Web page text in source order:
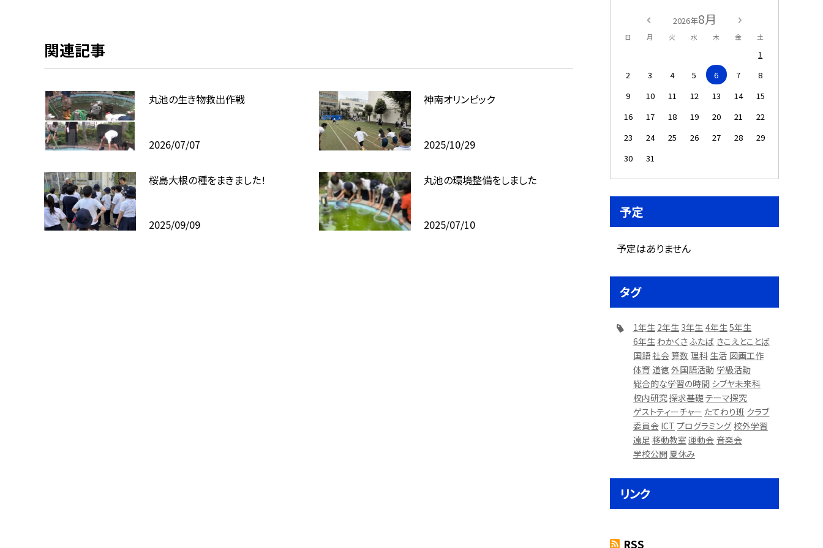
関連記事
丸池の生き物救出作戦
2026/07/07
神南オリンピック
2025/10/29
桜島大根の種をまきました！
2025/09/09
丸池の環境整備をしました
2025/07/10
2026年8月
日 月 火 水 木 金 土
1
2
3 4 5 6 7
8
9
10 11 12 13 14
15
16
17 18 19 20 21
22
23
24 25 26 27 28
29
30
31
予定
予定はありません
タグ
1年生 2年生 3年生 4年生5年生
6年生 わかくさふたば きこえとことば
国語社会算数 理科 生活 図画工作
体育 道徳 外国語活動 学級活動
総合的な学習の時間 シブヤ未来科
校内研究探求基礎テーマ探究
ゲストティーチャー たてわり班 クラブ
委員会 ICT プログラミング 校外学習
遠足 移動教室 運動会 音楽会
学校公開 夏休み
リンク
RSS